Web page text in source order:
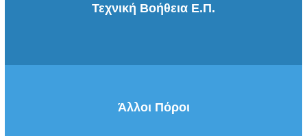
Τεχνική Βοήθεια Ε.Π.
Άλλοι Πόροι